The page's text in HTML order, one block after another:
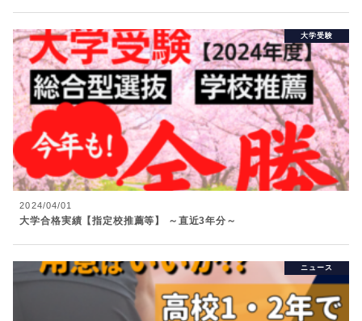
2024/04/01
大学合格実績【指定校推薦等】 ～直近3年分～
大学受験
ニュース